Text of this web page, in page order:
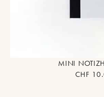
MINI
CHF